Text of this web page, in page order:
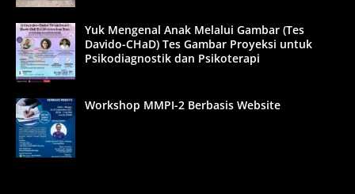
Yuk Mengenal Anak Melalui Gambar (Tes
Davido-CHaD) Tes Gambar Proyeksi untuk
Psikodiagnostik dan Psikoterapi
Workshop MMPI-2 Berbasis Website